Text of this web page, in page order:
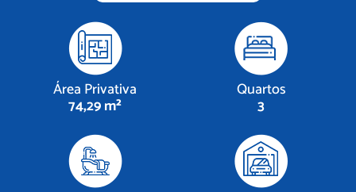
Área Privativa
74,29 m²
Quartos
3